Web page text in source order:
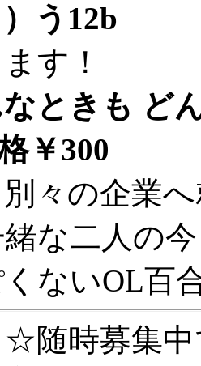
う12b
す！
なときも ど
￥300
々の企業
な二人の
ないOL百
☆随時募集